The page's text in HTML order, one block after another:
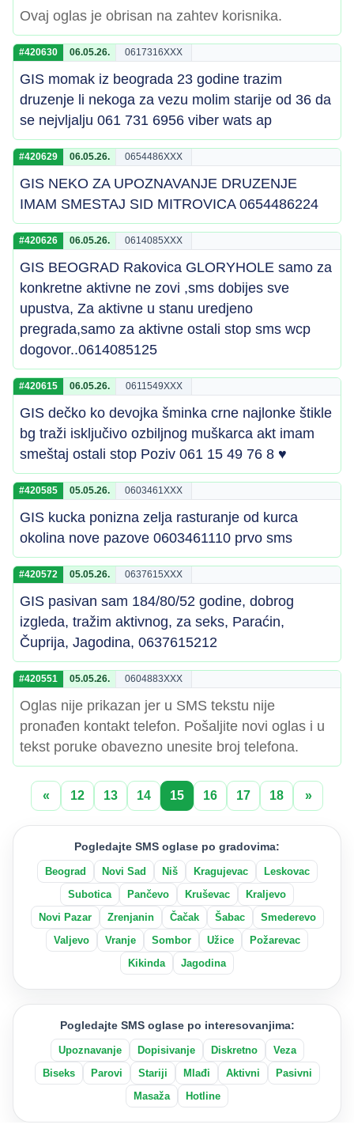
Ovaj oglas je obrisan na zahtev korisnika.
#420630 06.05.26. 0617316XXX
GIS momak iz beograda 23 godine trazim
druzenje li nekoga za vezu molim starije od 36 da
se nejvljalju 061 731 6956 viber wats ap
#420629 06.05.26. 0654486XXX
GIS NEKO ZA UPOZNAVANJE DRUZENJE
IMAM SMESTAJ SID MITROVICA 0654486224
#420626 06.05.26. 0614085XXX
GIS BEOGRAD Rakovica GLORYHOLE samo za
konkretne aktivne ne zovi ,sms dobijes sve
upustva, Za aktivne u stanu uredjeno
pregrada,samo za aktivne ostali stop sms wcp
dogovor..0614085125
#420615 06.05.26. 0611549XXX
GIS dečko ko devojka šminka crne najlonke štikle
bg traži isključivo ozbiljnog muškarca akt imam
smeštaj ostali stop Poziv 061 15 49 76 8 ♥
#420585 05.05.26. 0603461XXX
GIS kucka ponizna zelja rasturanje od kurca
okolina nove pazove 0603461110 prvo sms
#420572 05.05.26. 0637615XXX
GIS pasivan sam 184/80/52 godine, dobrog
izgleda, tražim aktivnog, za seks, Paraćin,
Čuprija, Jagodina, 0637615212
#420551 05.05.26. 0604883XXX
Oglas nije prikazan jer u SMS tekstu nije
pronađen kontakt telefon. Pošaljite novi oglas i u
tekst poruke obavezno unesite broj telefona.
« 12 13 14 15 16 17 18 »
Pogledajte SMS oglase po gradovima:
Beograd Novi Sad Niš Kragujevac
Leskovac
Subotica
Pančevo Kruševac
Kraljevo
Novi Pazar
Zrenjanin Čačak Šabac
Smederevo
Valjevo
Vranje Sombor Užice
Požarevac
Kikinda
Jagodina
Pogledajte SMS oglase po interesovanjima:
Upoznavanje Dopisivanje Diskretno
Veza
Biseks
Parovi Stariji Mlađi Aktivni
Pasivni
Masaža
Hotline